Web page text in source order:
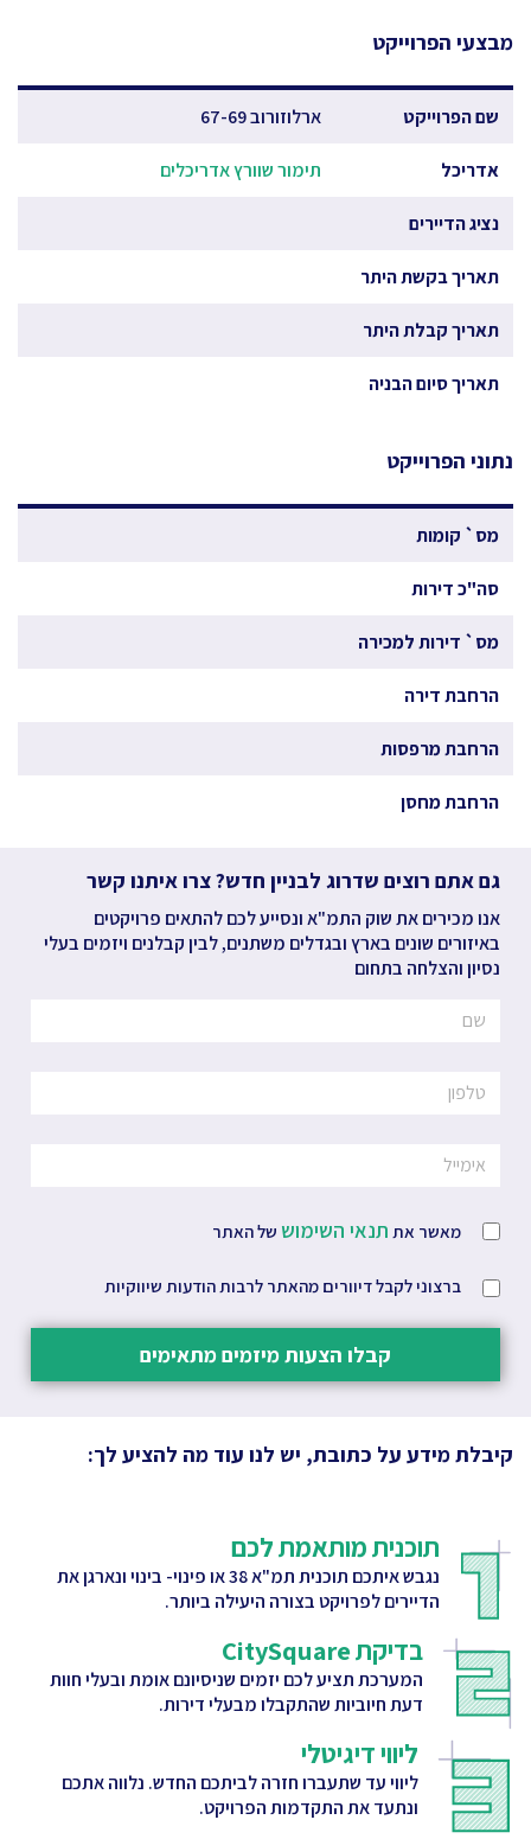
מבצעי הפרוייקט
שם הפרוייקט ארלוזורוב 67-69
אדריכל תימור שוורץ אדריכלים
נציג הדיירים
תאריך בקשת היתר
תאריך קבלת היתר
תאריך סיום הבניה
נתוני הפרוייקט
מס` קומות
סה"כ דירות
מס` דירות למכירה
הרחבת דירה
הרחבת מרפסות
הרחבת מחסן
גם אתם רוצים שדרוג לבניין חדש? צרו איתנו קשר
אנו מכירים את שוק התמ"א ונסייע לכם להתאים פרויקטים
באיזורים שונים בארץ ובגדלים משתנים, לבין קבלנים ויזמים בעלי
נסיון והצלחה בתחום
מאשר את תנאי השימוש של האתר
ברצוני לקבל דיוורים מהאתר לרבות הודעות שיווקיות
קבלו הצעות מיזמים מתאימים
קיבלת מידע על כתובת, יש לנו עוד מה להציע לך:
תוכנית מותאמת לכם
נגבש איתכם תוכנית תמ"א 38 או פינוי- בינוי ונארגן את
הדיירים לפרויקט בצורה היעילה ביותר.
בדיקת CitySquare
המערכת תציע לכם יזמים שניסיונם אומת ובעלי חוות
דעת חיוביות שהתקבלו מבעלי דירות.
ליווי דיגיטלי
ליווי עד שתעברו חזרה לביתכם החדש. נלווה אתכם
ונתעד את התקדמות הפרויקט.